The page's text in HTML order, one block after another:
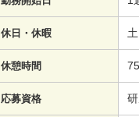
休日・休暇
休憩時間
応募資格